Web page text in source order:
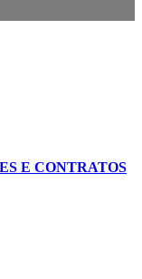
E CONTRATOS